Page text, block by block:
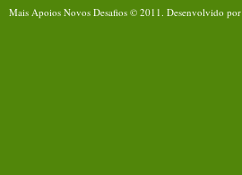
Mais Apoios Novos Desafios © 2011. Desenvolvido por